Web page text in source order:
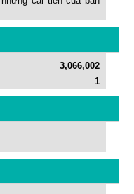
3,066,002
1